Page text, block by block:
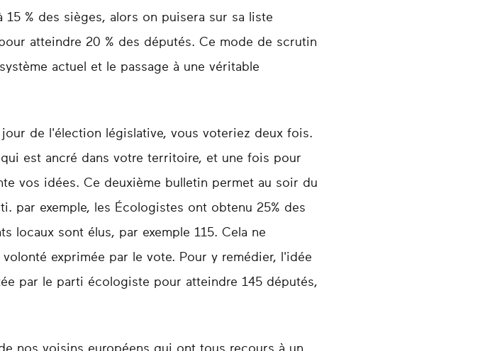
% des sièges, alors on puisera sur sa liste
atteindre 20 % des députés. Ce mode de scrutin
actuel et le passage à une véritable
de l'élection législative, vous voteriez deux fois.
est ancré dans votre territoire, et une fois pour
vos idées. Ce deuxième bulletin permet au soir du
par exemple, les Écologistes ont obtenu 25% des
locaux sont élus, par exemple 115. Cela ne
exprimée par le vote. Pour y remédier, l'idée
par le parti écologiste pour atteindre 145 députés,